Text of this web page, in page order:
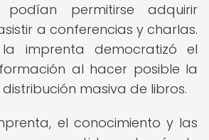
permitirse adquirir
a conferencias y charlas.
imprenta democratizó el
al hacer posible la
masiva de libros.
el conocimiento y las